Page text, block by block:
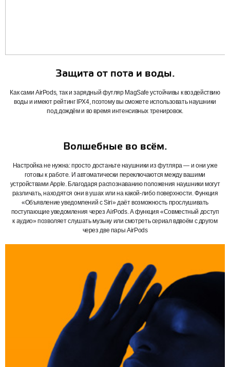
Защита от пота и воды.
Как сами AirPods, так и зарядный футляр MagSafe устойчивы к воздействию
воды и имеют рейтинг IPX4, поэтому вы сможете использовать наушники
под дождём и во время интенсивных тренировок.
Волшебные во всём.
Настройка не нужна: просто достаньте наушники из футляра — и они уже
готовы к работе. И автоматически переключаются между вашими
устройствами Apple. Благодаря распознаванию положения наушники могут
различать, находятся они в ушах или на какой‑либо поверхности. Функция
«Объявление уведомлений с Siri» даёт возможность прослушивать
поступающие уведомления через AirPods. А функция «Совместный доступ
к аудио» позволяет слушать музыку или смотреть сериал вдвоём с другом
через две пары AirPods